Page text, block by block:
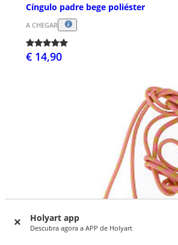
Holyart app
Descubra agora a APP de Holyart
Cíngulo padre bege poliéster
A CHEGAR
€ 14,90